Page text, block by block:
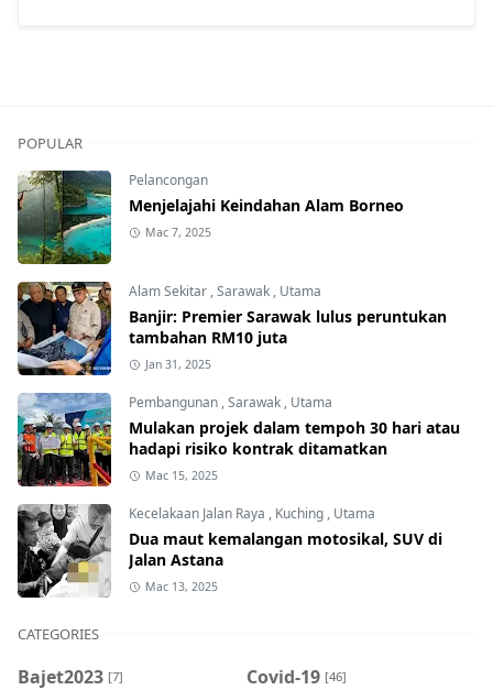
POPULAR
Pelancongan
Menjelajahi Keindahan Alam Borneo
Mac 7, 2025
Alam Sekitar ,Sarawak , Utama
Banjir: Premier Sarawak lulus peruntukan
tambahan RM10 juta
Jan 31, 2025
Pembangunan ,Sarawak , Utama
Mulakan projek dalam tempoh 30 hari atau
hadapi risiko kontrak ditamatkan
Mac 15, 2025
Kecelakaan Jalan Raya , Kuching , Utama
Dua maut kemalangan motosikal, SUV di
Jalan Astana
Mac 13, 2025
CATEGORIES
Bajet2023 [7] Covid-19 [46]